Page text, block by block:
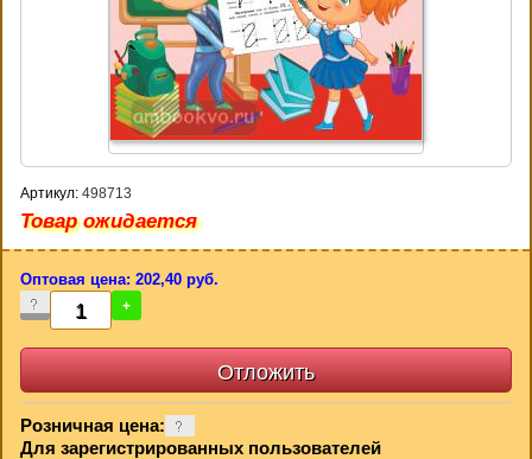
Артикул: 498713
Товар ожидается
Оптовая цена: 202,40 руб.
- +
Розничная цена:
Для зарегистрированных пользователей